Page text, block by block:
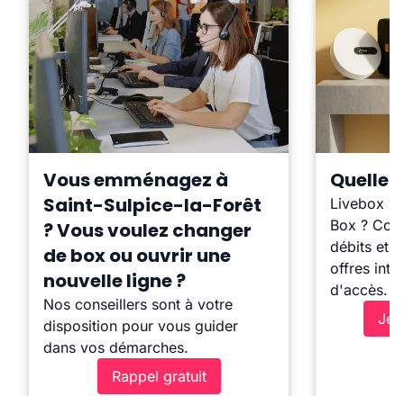
Vous emménagez à
Saint-Sulpice-la-Forêt
? Vous voulez changer
de box ou ouvrir une
nouvelle ligne ?
Nos conseillers sont à votre
disposition pour vous guider
dans vos démarches.
Rappel gratuit
Quelle
Livebox ?
Box ?
débits et
offres
d'accès.
Je